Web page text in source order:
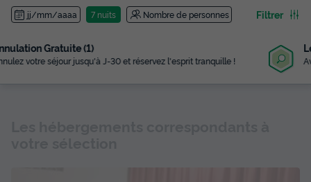
jj/mm/aaaa 7 nuits Nombre de personnes Filtrer
Le plus grand choix
Avec plus de 3 000 campings référencés